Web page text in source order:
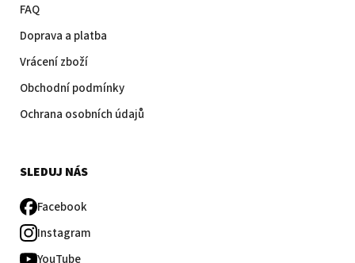
FAQ
Doprava a platba
Vrácení zboží
Obchodní podmínky
Ochrana osobních údajů
SLEDUJ NÁS
Facebook
Instagram
YouTube